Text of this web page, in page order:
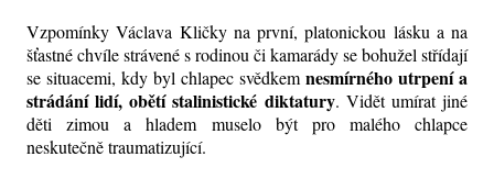
Vzpomínky Václava Kličky na první, platonickou lásku a na
šťastné chvíle strávené s rodinou či kamarády se bohužel střídají
se situacemi, kdy byl chlapec svědkemnesmírného utrpení a
strádání lidí, obětí stalinistické diktatury. Vidět umírat jiné
děti zimou a hladem muselo být pro malého chlapce
neskutečně traumatizující.